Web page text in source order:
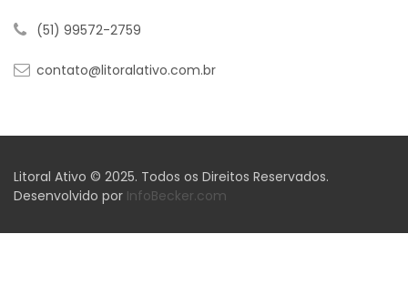
(51) 99572-2759
contato@litoralativo.com.br
Litoral Ativo © 2025. Todos os Direitos Reservados.
Desenvolvido por InfoBecker.com